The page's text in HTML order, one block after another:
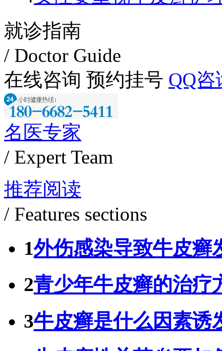
就诊指南
/ Doctor Guide
在线咨询 预约挂号 QQ咨
名医专家
/ Expert Team
推荐阅读
/ Features sections
1外伤感染导致牛皮癣
2青少年牛皮癣的治疗
3牛皮癣是什么因素诱